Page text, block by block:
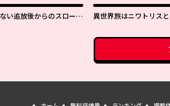
い追放後からのスローラ
異世界旅はニワトリス